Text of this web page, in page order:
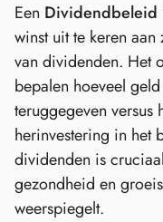
Een Dividendbeleid
winst uit te keren
van dividenden. Het
bepalen hoeveel
teruggegeven
herinvestering in het
dividenden is
gezondheid en
weerspiegelt.